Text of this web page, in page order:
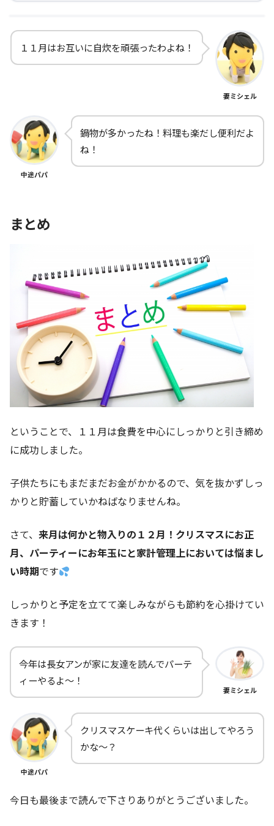
１１月はお互いに自炊を頑張ったわよね！
妻ミシェル
中途パパ
鍋物が多かったね！料理も楽だし便利だよ
ね！
まとめ
ということで、１１月は食費を中心にしっかりと引き締め
に成功しました。
子供たちにもまだまだお金がかかるので、気を抜かずしっ
かりと貯蓄していかねばなりませんね。
さて、 来月は何かと物入りの１２月！クリスマスにお正
月、パーティーにお年玉にと家計管理上においては悩まし
い時期です
しっかりと予定を立てて楽しみながらも節約を心掛けてい
きます！
今年は長女アンが家に友達を読んでパーテ
ィーやるよ～！
妻ミシェル
中途パパ
クリスマスケーキ代くらいは出してやろう
かな～？
今日も最後まで読んで下さりありがとうございました。